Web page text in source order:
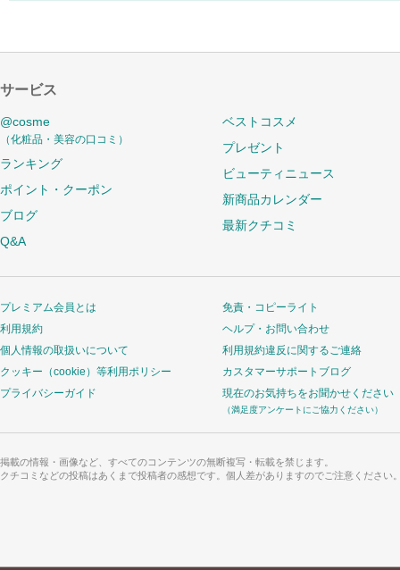
サービス
@cosme
（化粧品・美容の口コミ）
ランキング
ポイント・クーポン
ブログ
Q&A
ベストコスメ
プレゼント
ビューティニュース
新商品カレンダー
最新クチコミ
プレミアム会員とは
利用規約
個人情報の取扱いについて
クッキー（cookie）等利用ポリシー
プライバシーガイド
免責・コピーライト
ヘルプ・お問い合わせ
利用規約違反に関するご連絡
カスタマーサポートブログ
現在のお気持ちをお聞かせください
（満足度アンケートにご協力ください）
掲載の情報・画像など、すべてのコンテンツの無断複写・転載を禁じます。
クチコミなどの投稿はあくまで投稿者の感想です。個人差がありますのでご注意ください